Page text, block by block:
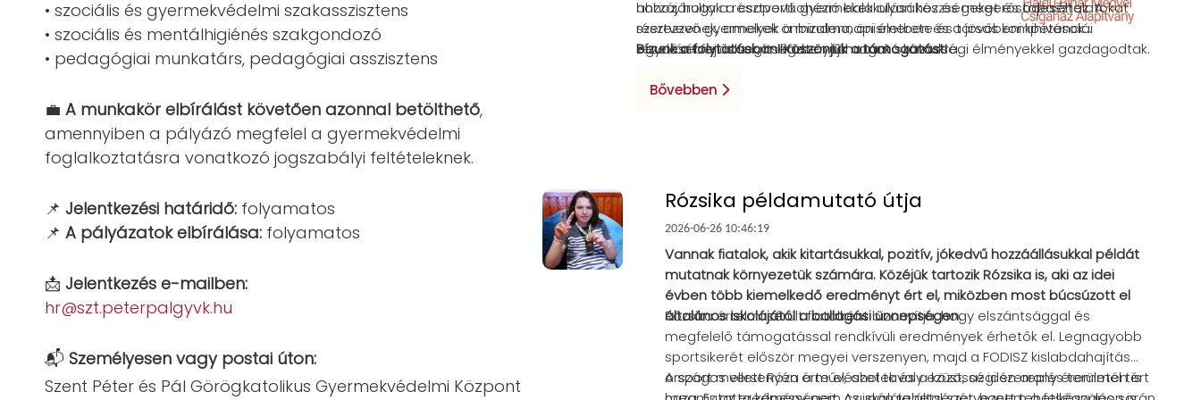
• szociális és gyermekvédelmi szakasszisztens
• szociális és mentálhigiénés szakgondozó
• pedagógiai munkatárs, pedagógiai asszisztens
💼 A munkakör elbírálást követően azonnal betölthető,
amennyiben a pályázó megfelel a gyermekvédelmi
foglalkoztatásra vonatkozó jogszabályi feltételeknek.
📌 Jelentkezési határidő: folyamatos
📌 A pályázatok elbírálása: folyamatos
📩 Jelentkezés e-mailben:
hr@szt.peterpalgyvk.hu
📬 Személyesen vagy postai úton:
Szent Péter és Pál Görögkatolikus Gyermekvédelmi Központ
hozzájárultak a csoportkohézió kialakulásához és megerősödéséhez. A
résztvevő gyermekek önbizalma, önismerete és társas kompetenciái
egyaránt fejlődtek, miközben támogató közösségi élményekkel gazdagodtak.
ahhoz, hogy a résztvevő gyermekek olyan készségeket és tapasztalatokat
szerezzenek, amelyek a mindennapi életben és a jövőbeni kihívások
kezelésében is segítséget nyújthatnak számukra.
Bízunk a folytatásban! Köszönjük a támogatást!
Bővebben
Rózsika példamutató útja
2026-06-26 10:46:19
Vannak fiatalok, akik kitartásukkal, pozitív, jókedvű hozzáállásukkal példát
mutatnak környezetük számára. Közéjük tartozik Rózsika is, aki az idei
évben több kiemelkedő eredményt ért el, miközben most búcsúzott el
általános iskolájától a ballagási ünnepségen.
Rózsika értelmi sérült fiatalként bizonyítja, hogy elszántsággal és
megfelelő támogatással rendkívüli eredmények érhetők el. Legnagyobb
sportsikerét először megyei verszenyen, majd a FODISZ kislabdahajítás
országos versenyén érte el, ahol tavaly ezüst, az idén arany éremmel tért
A sport mellett Róza a művészetek és a közösségi szereplés területén is